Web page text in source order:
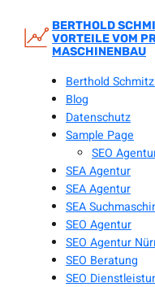
Inhalt
springen
BERTHOLD
VORTEILE VOM
MASCHINENBAU
Berthold
Blog
Datenschutz
Sample Page
SEO
SEA Agentur
SEA Agentur
SEA
SEO Agentur
SEO Agentur
SEO Beratung
SEO